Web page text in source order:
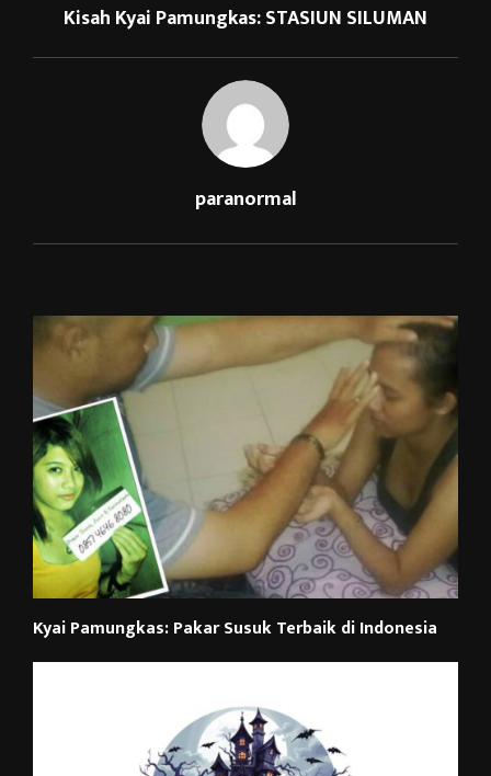
Kisah Kyai Pamungkas: STASIUN SILUMAN
paranormal
Kyai Pamungkas: Pakar Susuk Terbaik di Indonesia